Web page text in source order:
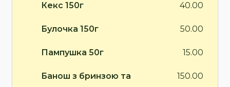
Кекс 150г 40.00
Булочка 150г 50.00
Пампушка 50г 15.00
Банош з бринзою та
150.00